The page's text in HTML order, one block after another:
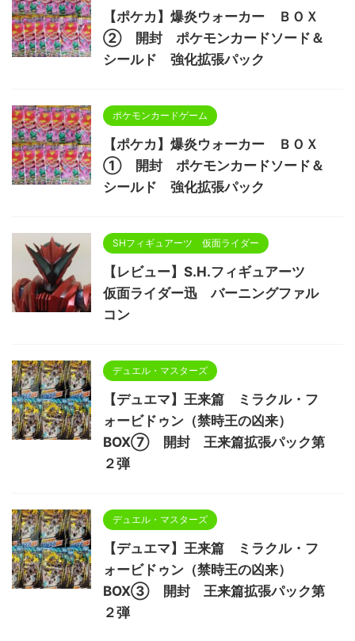
【ポケカ】爆炎ウォーカー ＢＯＸ
② 開封 ポケモンカードソード＆
シールド 強化拡張パック
ポケモンカードゲーム
【ポケカ】爆炎ウォーカー ＢＯＸ
① 開封 ポケモンカードソード＆
シールド 強化拡張パック
SHフィギュアーツ 仮面ライダー
【レビュー】S.H.フィギュアーツ
仮面ライダー迅 バーニングファル
コン
デュエル・マスターズ
【デュエマ】王来篇 ミラクル・フ
ォービドゥン（禁時王の凶来）
BOX⑦ 開封 王来篇拡張パック第
２弾
デュエル・マスターズ
【デュエマ】王来篇 ミラクル・フ
ォービドゥン（禁時王の凶来）
BOX③ 開封 王来篇拡張パック第
２弾